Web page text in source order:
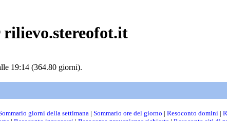
rilievo.stereofot.it
19:14 (364.80 giorni).
giorni della settimana | Sommario ore del giorno | Resoconto domini |